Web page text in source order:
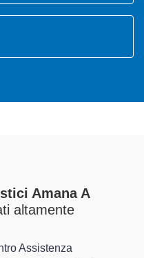
Amana A
altamente
Assistenza